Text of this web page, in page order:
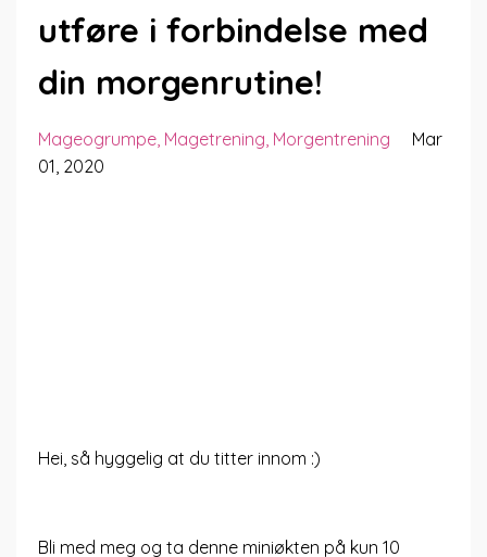
utføre i forbindelse med
din morgenrutine!
Mageogrumpe Magetrening Morgentrening
Mar
01, 2020
Hei, så hyggelig at du titter innom :)
Bli med meg og ta denne miniøkten på kun 10